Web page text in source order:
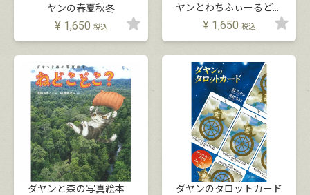
ヤンの春夏秋冬
¥ 1,650 税込
ヤンとわちふぃーるどの
仲間たち
¥ 1,650 税込
ダヤンと森の写真絵本
ダヤンのタロットカード